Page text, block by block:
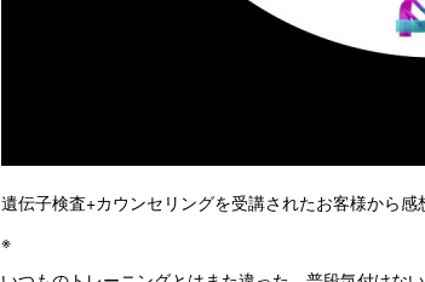
遺伝子検査+カウンセリングを受講されたお客様から感
※